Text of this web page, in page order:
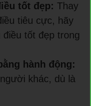
tốt đẹp: Thay
tiêu cực, hãy
tốt đẹp trong
hành động:
khác, dù là